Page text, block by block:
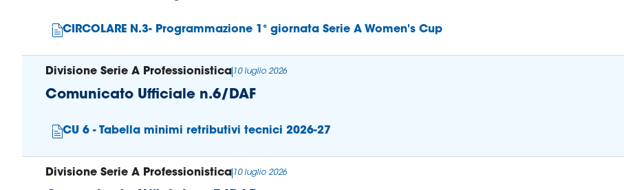
CIRCOLARE N.3- Programmazione 1° giornata Serie A Women's Cup
Comunicato Ufficiale n.6/DAF
CU 6 - Tabella minimi retributivi tecnici 2026-27
Divisione Serie A Professionistica 10 luglio 2026
Divisione Serie A Professionistica 10 luglio 2026